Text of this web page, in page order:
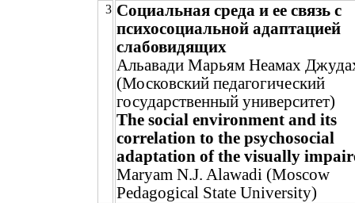
3 Социальная среда и ее связь с
психосоциальной адаптацией
слабовидящих
Альавади Марьям Неамах
(Московский педагогический
государственный университет)
The social environment and its
correlation to the psychosocial
adaptation of the visually
Maryam N.J. Alawadi (Moscow
Pedagogical State University)